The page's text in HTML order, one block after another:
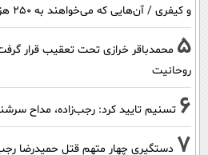
و کیفری / آن‌هایی که می‌خواهند به ۲۵۰ هزار نفر بپیوندند بدانند ...
5 محمدباقر خرازی تحت تعقیب قرار
روحانیت
6 تسنیم تایید کرد: رجب‌زاده، مداح
7 دستگیری چهار متهم قتل حمیدرضا